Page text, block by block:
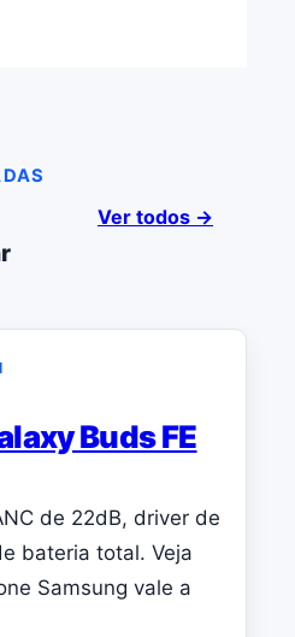
Ver todos →
Buds FE
de 22dB, driver de
bateria total. Veja
Samsung vale a